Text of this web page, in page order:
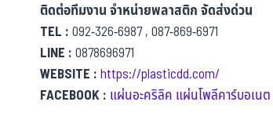
ติดต่อทีมงาน จำหน่ายพลาสติก จัดส่งด่วน
TEL :092-326-6987 , 087-869-6971
LINE :0878696971
WEBSITE :https://plasticdd.com/
FACEBOOK : แผ่นอะคริลิค แผ่นโพลีคาร์บอเน